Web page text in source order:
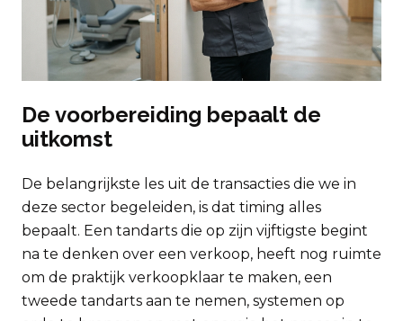
De voorbereiding bepaalt de
uitkomst
De belangrijkste les uit de transacties die we in
deze sector begeleiden, is dat timing alles
bepaalt. Een tandarts die op zijn vijftigste begint
na te denken over een verkoop, heeft nog ruimte
om de praktijk verkoopklaar te maken, een
tweede tandarts aan te nemen, systemen op